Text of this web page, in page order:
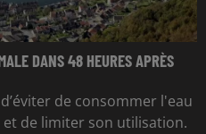
DANS 48 HEURES APRÈS
de consommer l'eau
de limiter son utilisation.